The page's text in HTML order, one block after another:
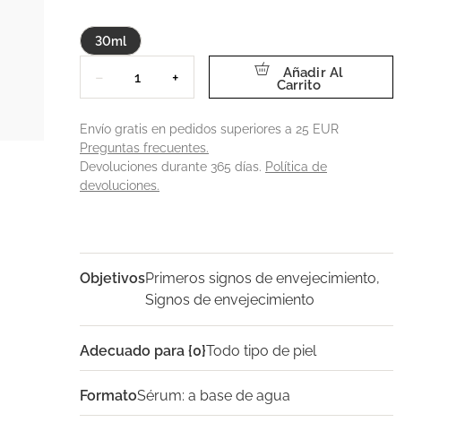
30ml
− + Añadir Al
Carrito
Envío gratis en pedidos superiores a 25 EUR
Preguntas frecuentes.
Devoluciones durante 365 días. Política de
devoluciones.
ObjetivosPrimeros signos de envejecimiento,
Signos de envejecimiento
Adecuado para {0}Todo tipo de piel
FormatoSérum: a base de agua